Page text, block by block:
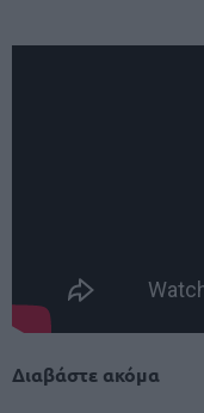
Διαβάστε ακόμα